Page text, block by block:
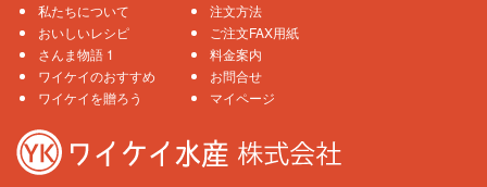
私たちについて
おいしいレシピ
さんま物語 1
ワイケイのおすすめ
ワイケイを贈ろう
注文方法
ご注文FAX用紙
料金案内
お問合せ
マイページ